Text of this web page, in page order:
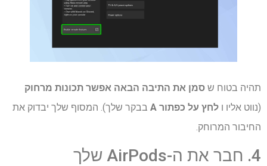
תהיה בטוח ש סמן את התיבה הבאה אפשר תכונות מרחוק
(נווט אליו ו לחץ על כפתור A
בבקר שלך). המסוף שלך יבדוק את
החיבור המרוחק.
4. חבר את ה-AirPods שלך